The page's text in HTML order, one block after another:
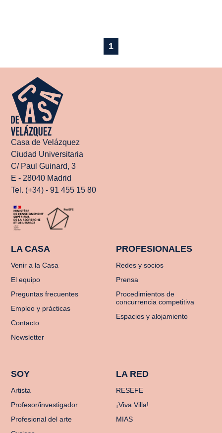
1
Casa de Velázquez
Ciudad Universitaria
C/ Paul Guinard, 3
E - 28040 Madrid
Tel. (+34) - 91 455 15 80
LA CASA
Venir a la Casa
El equipo
Preguntas frecuentes
Empleo y prácticas
Contacto
Newsletter
PROFESIONALES
Redes y socios
Prensa
Procedimientos de
concurrencia competitiva
Espacios y alojamiento
SOY
Artista
Profesor/investigador
Profesional del arte
LA RED
RESEFE
¡Viva Villa!
MIAS